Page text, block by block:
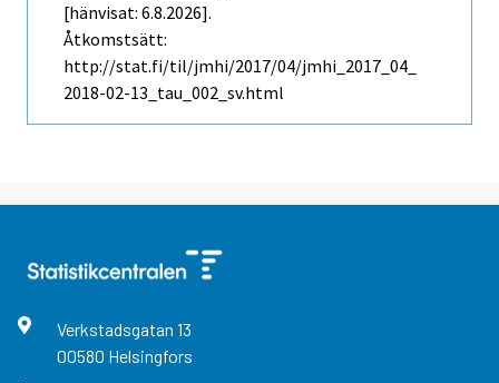
[hänvisat: 6.8.2026].
Åtkomstsätt:
http://stat.fi/til/jmhi/2017/04/jmhi_2017_04_
2018-02-13_tau_002_sv.html
Verkstadsgatan 13
00580 Helsingfors